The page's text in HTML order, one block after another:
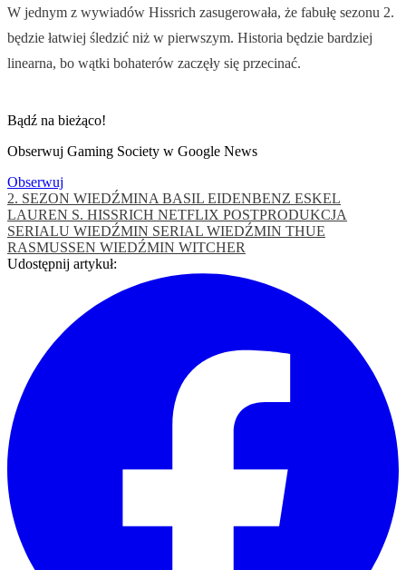
W jednym z wywiadów Hissrich zasugerowała, że fabułę sezonu 2.
będzie łatwiej śledzić niż w pierwszym. Historia będzie bardziej
linearna, bo wątki bohaterów zaczęły się przecinać.
Bądź na bieżąco!
Obserwuj Gaming Society w Google News
Obserwuj
2. SEZON WIEDŹMINA BASIL EIDENBENZ ESKEL
LAUREN S. HISSRICH NETFLIX POSTPRODUKCJA
SERIALU WIEDŹMIN SERIAL WIEDŹMIN THUE
RASMUSSEN WIEDŹMIN WITCHER
Udostępnij artykuł: